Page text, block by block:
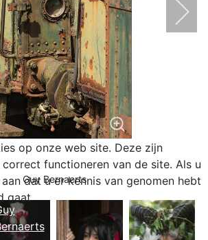
Guy Bernaerts
op onze web site. Deze zijn
functioneren van de site. Als u
dat u er kennis van genomen hebt
gaat.